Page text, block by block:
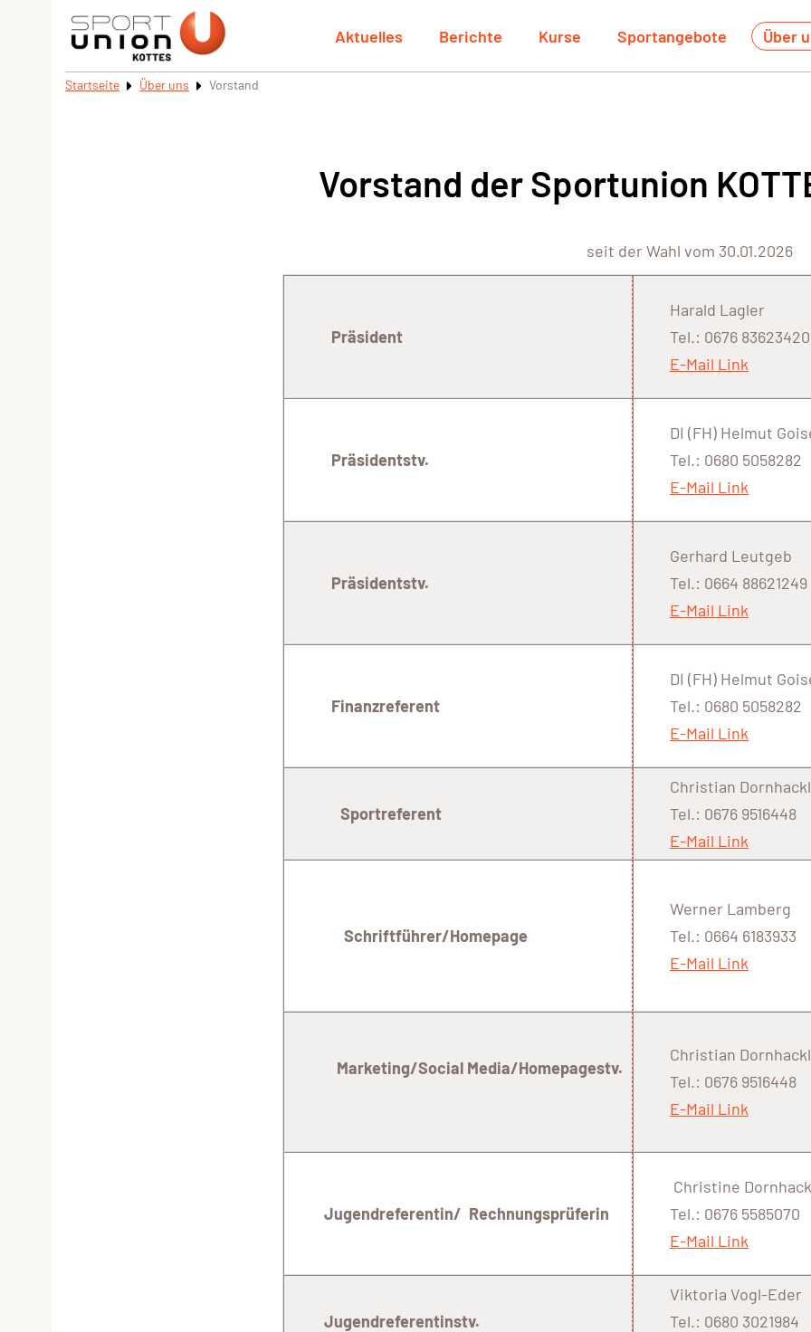
Aktuelles Berichte Kurse Sportangebote Über
Startseite Über uns Vorstand
Vorstand der Sportunion
seit der Wahl vom 30.01.2026
Präsident
Harald Lagler
Tel.: 0676 83623420
E-Mail Link
Präsidentstv.
DI (FH) Helmut
Tel.: 0680 5058282
E-Mail Link
Präsidentstv.
Gerhard Leutgeb
Tel.: 0664 88621249
E-Mail Link
Finanzreferent
DI (FH) Helmut
Tel.: 0680 5058282
E-Mail Link
Sportreferent
Christian Dornhackl
Tel.: 0676 9516448
E-Mail Link
Schriftführer/Homepage
Werner Lamberg
Tel.: 0664 6183933
E-Mail Link
Marketing/Social Media/Homepagestv.
Christian Dornhackl
Tel.: 0676 9516448
E-Mail Link
Jugendreferentin/ Rechnungsprüferin
Christine
Tel.: 0676 5585070
E-Mail Link
Jugendreferentinstv.
Viktoria Vogl-Eder
Tel.: 0680 3021984